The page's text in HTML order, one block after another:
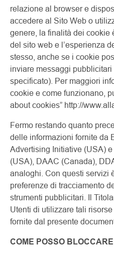
relazione al browser e
accedere al Sito Web o
genere, la finalità dei cookie
del sito web e l’esperienza
stesso, anche se i cookie
inviare messaggi
specificato). Per maggiori
cookie e come funzionano,
about cookies” http://
Fermo restando quanto
delle informazioni fornite da
Advertising Initiative (USA)
(USA), DAAC (Canada),
analoghi. Con questi servizi
preferenze di tracciamento
strumenti pubblicitari. Il
Utenti di utilizzare tali
fornite dal presente
COME POSSO